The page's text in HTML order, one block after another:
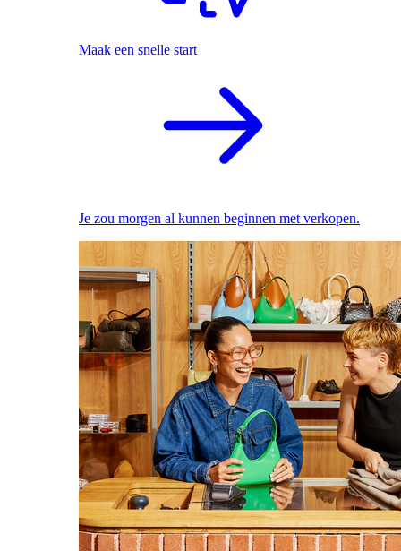
Maak een snelle start
Je zou morgen al kunnen beginnen met verkopen.